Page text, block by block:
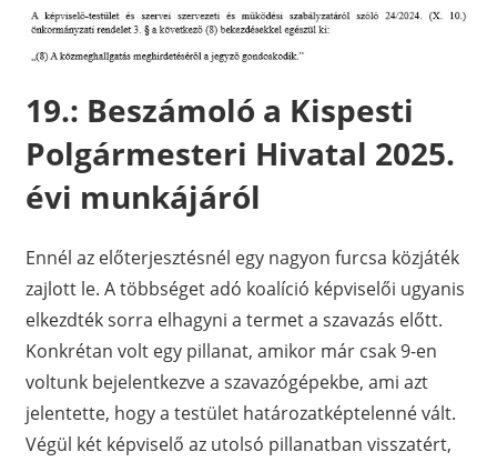
19.: Beszámoló a Kispesti
Polgármesteri Hivatal 2025.
évi munkájáról
Ennél az előterjesztésnél egy nagyon furcsa közjáték
zajlott le. A többséget adó koalíció képviselői ugyanis
elkezdték sorra elhagyni a termet a szavazás előtt.
Konkrétan volt egy pillanat, amikor már csak 9-en
voltunk bejelentkezve a szavazógépekbe, ami azt
jelentette, hogy a testület határozatképtelenné vált.
Végül két képviselő az utolsó pillanatban visszatért,